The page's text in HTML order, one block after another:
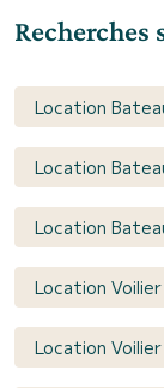
Recherches
Location
Location
Location
Location
Location